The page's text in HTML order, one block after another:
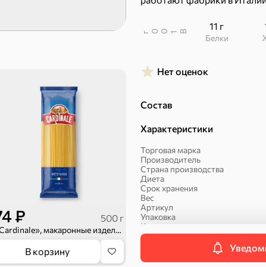
₽ 500 г
«Cardinale», макаронные изделия «Фетучини», 500 г
В корзину
В
1 00
г
11 г
Белки
Нет оценок
Состав
Характеристики
Торговая марка
Производитель
Страна производства
Диета
Срок хранения
Вес
Артикул
Упаковка
Количество в упаковке
Макаронные изделия
Халва, козинаки